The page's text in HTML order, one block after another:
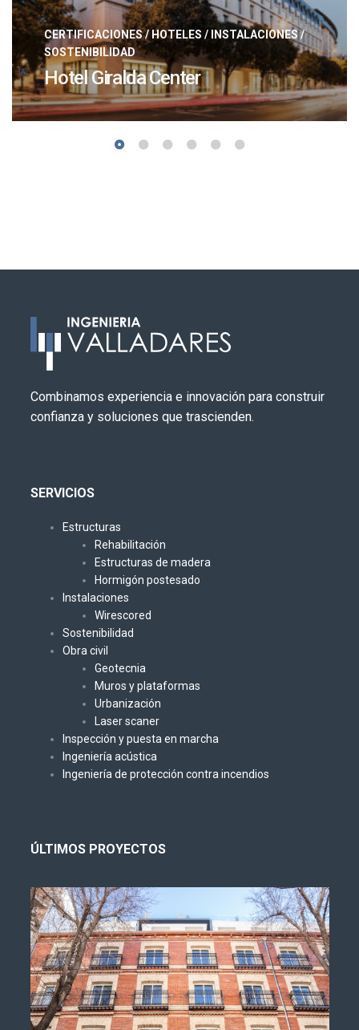
CERTIFICACIONES/HOTELES / INSTALACIONES/
SOSTENIBILIDAD
Hotel Giralda Center
Combinamos experiencia e innovación para construir
confianza y soluciones que trascienden.
SERVICIOS
Estructuras
Rehabilitación
Estructuras de madera
Hormigón postesado
Instalaciones
Wirescored
Sostenibilidad
Obra civil
Geotecnia
Muros y plataformas
Urbanización
Laser scaner
Inspección y puesta en marcha
Ingeniería acústica
Ingeniería de protección contra incendios
ÚLTIMOS PROYECTOS